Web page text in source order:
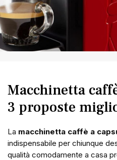
Macchinetta
3 proposte
La macchinetta caffè a
indispensabile per chiunque
qualità comodamente a casa